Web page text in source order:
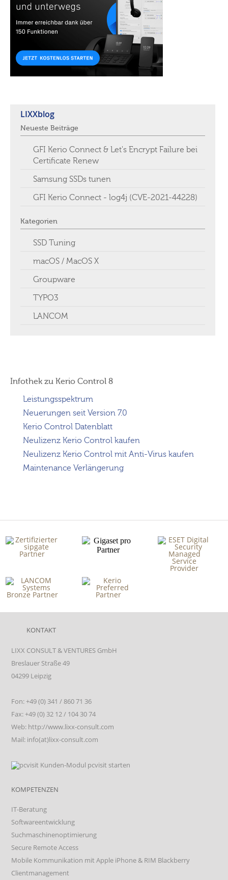
LIXXblog
Neueste Beiträge
GFI Kerio Connect & Let's Encrypt Failure bei
Certificate Renew
Samsung SSDs tunen
GFI Kerio Connect - log4j (CVE-2021-44228)
Kategorien
SSD Tuning
macOS / MacOS X
Groupware
TYPO3
LANCOM
Infothek zu Kerio Control 8
Leistungsspektrum
Neuerungen seit Version 7.0
Kerio Control Datenblatt
Neulizenz Kerio Control kaufen
Neulizenz Kerio Control mit Anti-Virus kaufen
Maintenance Verlängerung
KONTAKT
LIXX CONSULT & VENTURES GmbH
Breslauer Straße 49
04299 Leipzig
Fon: +49 (0) 341 / 860 71 36
Fax: +49 (0) 32 12 / 104 30 74
Web: http://www.lixx-consult.com
Mail: info(at)lixx-consult.com
KOMPETENZEN
IT-Beratung
Softwareentwicklung
Suchmaschinenoptimierung
Secure Remote Access
Mobile Kommunikation mit Apple iPhone & RIM Blackberry
Clientmanagement